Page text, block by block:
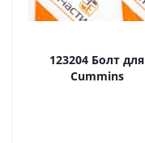
123204 Болт для
Cummins